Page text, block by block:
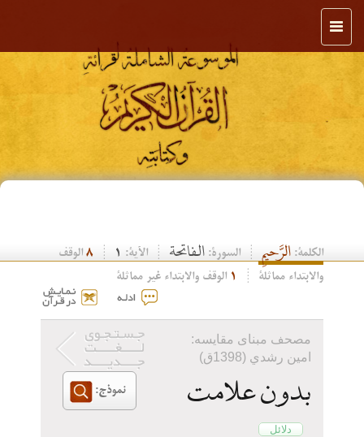
Toggle
navigation
الكلمة: الرَّحيمِ السورة: الفاتحة الآية: 1
8 الوقف
والابتداء مماثلة
1 الوقف والابتداء غير مماثلة
مصحف مبنای مقایسه:
امين رشدي (1398ق)
بدون علامت
دلائل